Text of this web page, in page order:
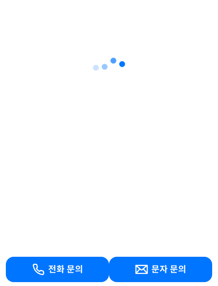
전화 문의 문자 문의